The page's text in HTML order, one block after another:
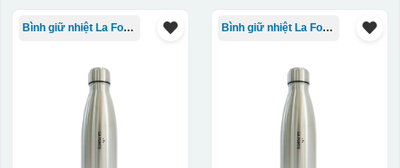
Bình giữ nhiệt La Fonte Bình giữ nhiệt La Fonte